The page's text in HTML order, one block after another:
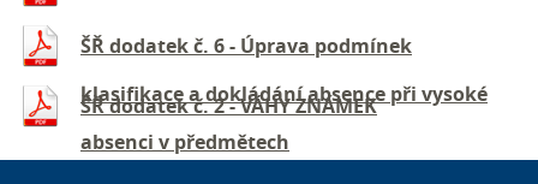
ŠŘ dodatek č. 6 - Úprava podmínek
klasifikace a dokládání absence při vysoké
absenci v předmětech
ŠŘ dodatek č. 2 - VÁHY ZNÁMEK